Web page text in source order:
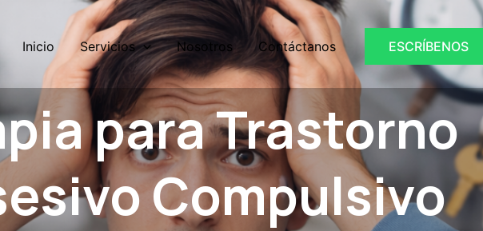
Inicio Servicios Nosotros Contáctanos ESCRÍBENOS
para Trastorno
Compulsivo